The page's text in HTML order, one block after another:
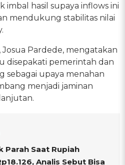
imbal hasil supaya inflows ini
mendukung stabilitas nilai
Pardede, mengatakan
disepakati pemerintah dan
sebagai upaya menahan
menjadi jaminan
Parah Saat Rupiah
Analis Sebut Bisa